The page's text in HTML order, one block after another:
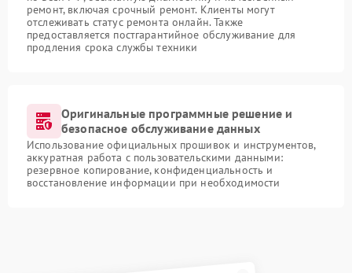
ремонт, включая срочный ремонт. Клиенты могут
отслеживать статус ремонта онлайн. Также
предоставляется постгарантийное обслуживание для
продления срока службы техники
Оригинальные программные решение и
безопасное обслуживание данных
Использование официальных прошивок и инструментов,
аккуратная работа с пользовательскими данными:
резервное копирование, конфиденциальность и
восстановление информации при необходимости